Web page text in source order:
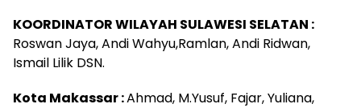
KOORDINATOR WILAYAH SULAWESI SELATAN :
Roswan Jaya, Andi Wahyu,Ramlan, Andi Ridwan,
Ismail Lilik DSN.
Kota Makassar :Ahmad, M.Yusuf, Fajar, Yuliana,